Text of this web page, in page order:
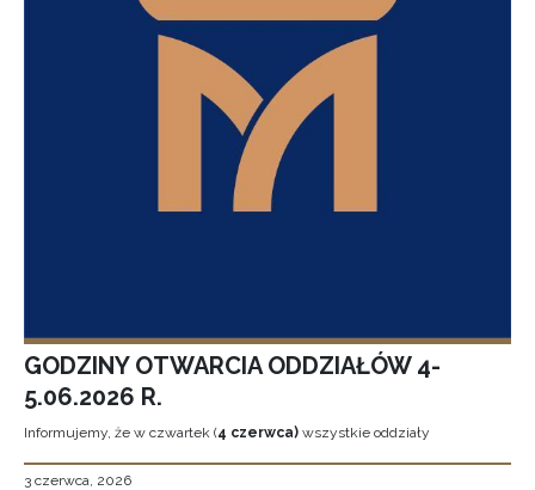
GODZINY OTWARCIA ODDZIAŁÓW 4-
5.06.2026 R.
Informujemy, że w czwartek (4 czerwca) wszystkie oddziały
3 czerwca, 2026